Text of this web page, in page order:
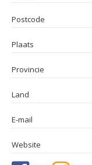
Postcode
Plaats
Provincie
Land
E-mail
Website